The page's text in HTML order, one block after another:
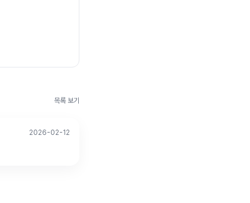
목록 보기
2026-02-12